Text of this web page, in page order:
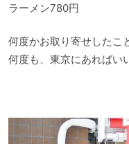
ラーメン780円
何度かお取り寄せしたこ
何度も、東京にあればい